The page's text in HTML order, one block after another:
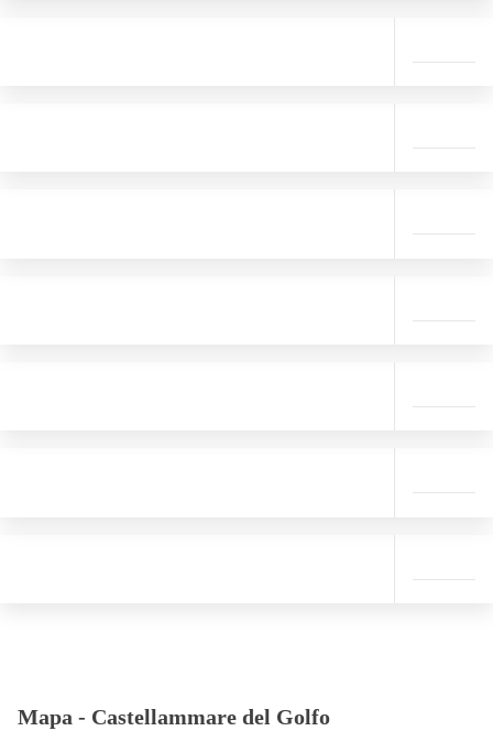
Mapa - Castellammare del Golfo